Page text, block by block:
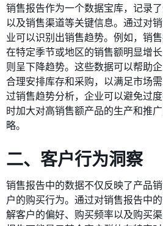
销售报告作为一个数据宝库，记录
以及销售渠道等关键信息。通过对
业可以识别出销售趋势。例如，销
在特定季节或地区的销售额明显增
则呈下降趋势。这些数据可以帮助
合理安排库存和采购，以满足市场
过销售趋势分析，企业可以避免过
时加大对高销售额产品的生产和推
略。
二、客户行为洞察
销售报告中的数据不仅反映了产品
户的购买行为。通过对销售报告中
解客户的偏好、购买频率以及购买